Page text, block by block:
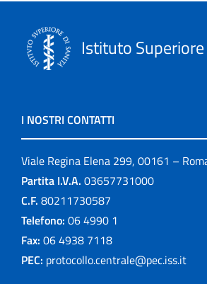
Istituto
I NOSTRI CONTATTI
Viale Regina Elena 299, 00161 –
Partita I.V.A. 03657731000
C.F. 80211730587
Telefono: 06 4990 1
Fax: 06 4938 7118
PEC: protocollo.centrale@pec.iss.it